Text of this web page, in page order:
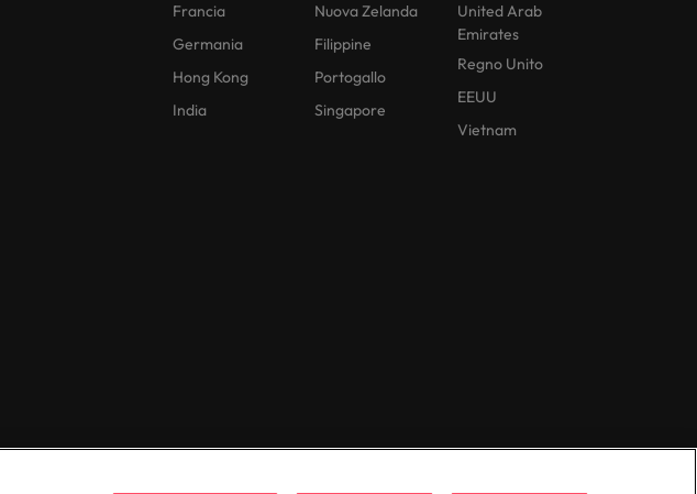
Francia
Germania
Hong Kong
India
Nuova Zelanda
Filippine
Portogallo
Singapore
United Arab
Emirates
Regno Unito
EEUU
Vietnam